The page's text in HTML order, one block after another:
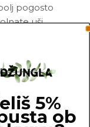
pogosto
uši.
mešanico
listov, stebel
5%
ob